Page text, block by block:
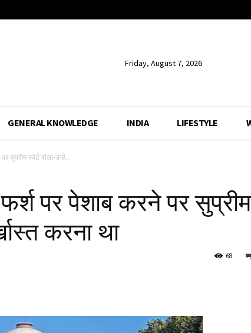
Friday, August 7, 2026
GENERAL KNOWLEDGE INDIA LIFESTYLE
सुप्रीम कोर्ट बोला-उन्हें...
पर पेशाब करने पर सुप्रीम
करना था
68